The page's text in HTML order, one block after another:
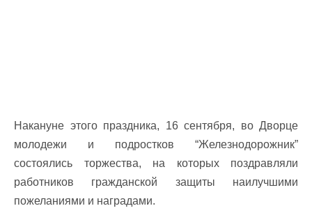
Накануне этого праздника, 16 сентября, во Дворце
молодежи и подростков “Железнодорожник”
состоялись торжества, на которых поздравляли
работников гражданской защиты наилучшими
пожеланиями и наградами.